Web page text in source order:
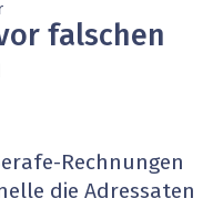
falschen
Rechnungen
die Adressaten